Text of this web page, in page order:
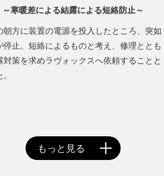
～寒暖差による結露による短絡防止～
朝方に装置の電源を投入したところ、突如
停止。短絡によるものと考え、修理ととも
対策を求めラヴォックスへ依頼することと